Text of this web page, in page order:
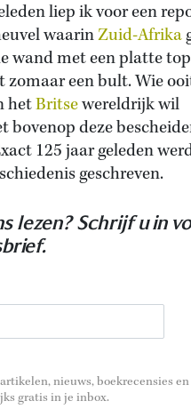
liep ik voor een
waarinZuid-Afrika
wand met een platte
zomaar een bult. Wie
hetBritsewereldrijk wil
bovenop deze
125 jaar geleden
geschreven.
lezen? Schrijf u in
nieuws, boekrecensies en
gratis in je inbox.